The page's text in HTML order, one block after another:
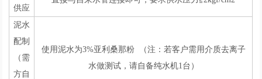
供应
泥水
配制
（需
方自
使用泥水为3%亚利桑那粉 （注：若客户需用介质去离子
水做测试，请自备纯水机1台）